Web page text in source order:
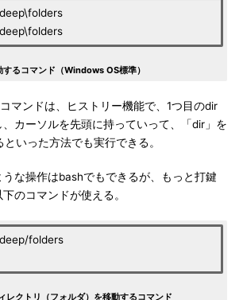
るコマンド（Windows OS標準）
マンドは、ヒストリー機能で、1つ目のdir
カーソルを先頭に持っていって、「dir」を
といった方法でも実行できる。
な操作はbashでもできるが、もっと打鍵
のコマンドが使える。
folders
レクトリ（フォルダ）を移動するコマンド